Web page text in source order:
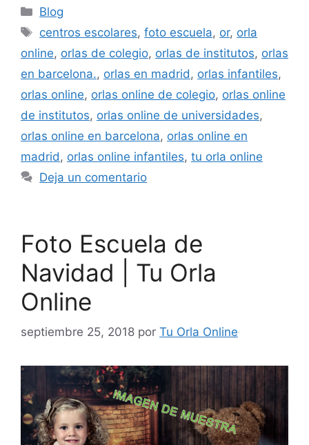
Categorías
Blog
Etiquetas
centros escolares,foto escuela, or, orla
online, orlas de colegio, orlas de institutos, orlas
en barcelona., orlas en madrid , orlas infantiles,
orlas online, orlas online de colegio, orlas online
de institutos, orlas online de universidades,
orlas online en barcelona, orlas online en
madrid , orlas online infantiles, tu orla online
Deja un comentario
Foto Escuela de
Navidad | Tu Orla
Online
septiembre 25, 2018 por Tu Orla Online